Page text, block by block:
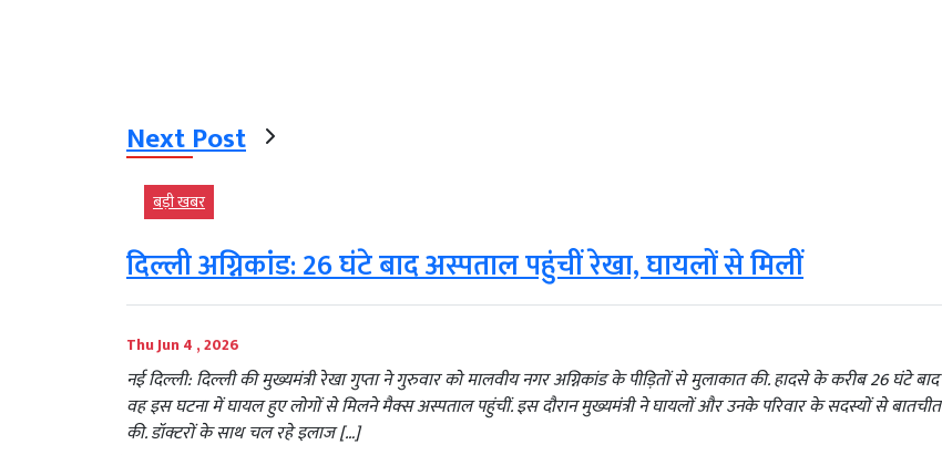
Next Post
बड़ी खबर
दिल्ली अग्निकांड: 26 घंटे बाद अस्पताल पहुंचीं रेखा, घायलों से मिलीं
Thu Jun 4 , 2026
नई दिल्ली: दिल्ली की मुख्यमंत्री रेखा गुप्ता ने गुरुवार को मालवीय नगर अग्निकांड के पीड़ितों से मुलाकात की. हादसे के करीब 26 घंटे बाद
वह इस घटना में घायल हुए लोगों से मिलने मैक्स अस्पताल पहुंचीं. इस दौरान मुख्यमंत्री ने घायलों और उनके परिवार के सदस्यों से बातचीत
की. डॉक्टरों के साथ चल रहे इलाज […]